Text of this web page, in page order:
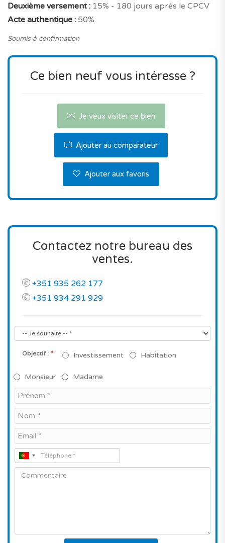
caractéristiques, et pour son emplacement à
Lisbonne.
Que demander de plus?
Deuxième versement : 15% - 180 jours après le CPCV
Acte authentique : 50%
Soumis à confirmation
Ce bien neuf vous intéresse ?
Je veux visiter ce bien
Ajouter au comparateur
Ajouter aux favoris
Contactez notre bureau des
ventes.
+351 935 262 177
+351 934 291 929
Objectif : * Investissement Habitation
Monsieur Madame